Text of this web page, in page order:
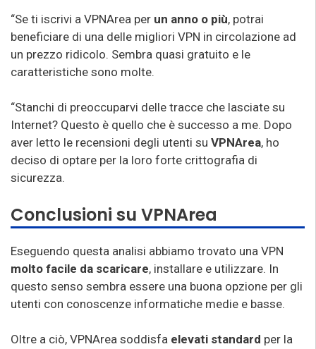
“Se ti iscrivi a VPNArea per un anno o più, potrai
beneficiare di una delle migliori VPN in circolazione ad
un prezzo ridicolo. Sembra quasi gratuito e le
caratteristiche sono molte.
“Stanchi di preoccuparvi delle tracce che lasciate su
Internet? Questo è quello che è successo a me. Dopo
aver letto le recensioni degli utenti su VPNArea, ho
deciso di optare per la loro forte crittografia di
sicurezza.
Conclusioni su VPNArea
Eseguendo questa analisi abbiamo trovato una VPN
molto facile da scaricare, installare e utilizzare. In
questo senso sembra essere una buona opzione per gli
utenti con conoscenze informatiche medie e basse.
Oltre a ciò, VPNArea soddisfa elevati standard per la